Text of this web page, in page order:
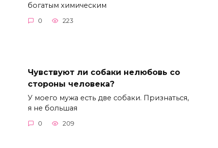
богатым химическим
0 223
Чувствуют ли собаки нелюбовь со
стороны человека?
У моего мужа есть две собаки. Признаться,
я не большая
0 209